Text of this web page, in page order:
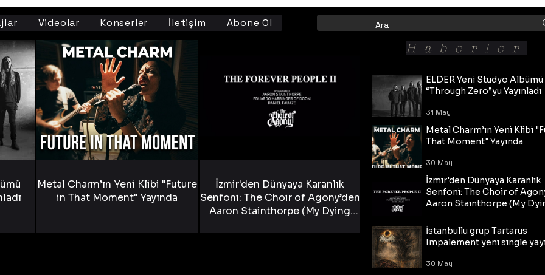
Videolar Konserler İletişim Abone Ol
Metal Charm’ın Yeni Klibi "Future
in That Moment" Yayında
İzmir'den Dünyaya Karanlık
Senfoni: The Choir of Agony’den
Aaron Stainthorpe (My Dying
ELDER Yeni Stüdyo Albümü
“Through Zero”yu Yayınladı
31 May
Metal Charm’ın Yeni Klibi
That Moment" Yayında
30 May
İzmir'den Dünyaya Karanlık
Senfoni: The Choir of
Aaron Stainthorpe (My
Tekli!
30 May
İstanbullu grup Tartarus
Impalement yeni single
30 May
Haberler